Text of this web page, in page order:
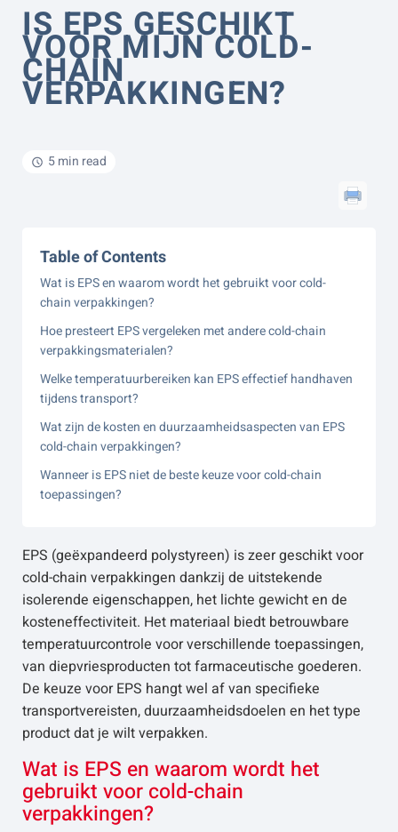
IS EPS GESCHIKT
VOOR MIJN COLD-
CHAIN
VERPAKKINGEN?
5 min read
Table of Contents
Wat is EPS en waarom wordt het gebruikt voor cold-
chain verpakkingen?
Hoe presteert EPS vergeleken met andere cold-chain
verpakkingsmaterialen?
Welke temperatuurbereiken kan EPS effectief handhaven
tijdens transport?
Wat zijn de kosten en duurzaamheidsaspecten van EPS
cold-chain verpakkingen?
Wanneer is EPS niet de beste keuze voor cold-chain
toepassingen?
EPS (geëxpandeerd polystyreen) is zeer geschikt voor
cold-chain verpakkingen dankzij de uitstekende
isolerende eigenschappen, het lichte gewicht en de
kosteneffectiviteit. Het materiaal biedt betrouwbare
temperatuurcontrole voor verschillende toepassingen,
van diepvriesproducten tot farmaceutische goederen.
De keuze voor EPS hangt wel af van specifieke
transportvereisten, duurzaamheidsdoelen en het type
product dat je wilt verpakken.
Wat is EPS en waarom wordt het
gebruikt voor cold-chain
verpakkingen?